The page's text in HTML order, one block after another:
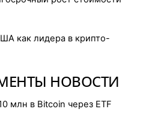
как лидера в крипто-
НОВОСТИ
млн в Bitcoin через ETF